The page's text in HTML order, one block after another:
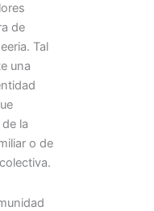
de
Tal
una
la
o de